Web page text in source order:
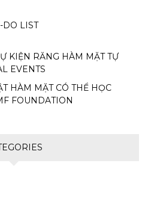
DO LIST
KIỆN RĂNG HÀM MẶT TỰ
EVENTS
HÀM MẶT CÓ THỂ HỌC
FOUNDATION